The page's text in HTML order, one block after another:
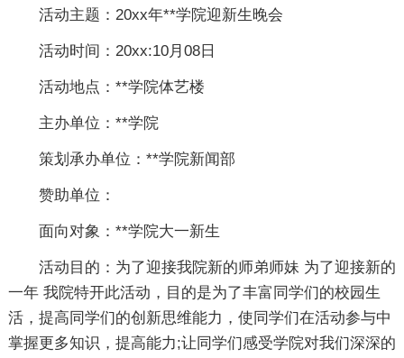
活动主题：20xx年**学院迎新生晚会
活动时间：20xx:10月08日
活动地点：**学院体艺楼
主办单位：**学院
策划承办单位：**学院新闻部
赞助单位：
面向对象：**学院大一新生
活动目的：为了迎接我院新的师弟师妹 为了迎接新的
一年 我院特开此活动，目的是为了丰富同学们的校园生
活，提高同学们的创新思维能力，使同学们在活动参与中
掌握更多知识，提高能力;让同学们感受学院对我们深深的